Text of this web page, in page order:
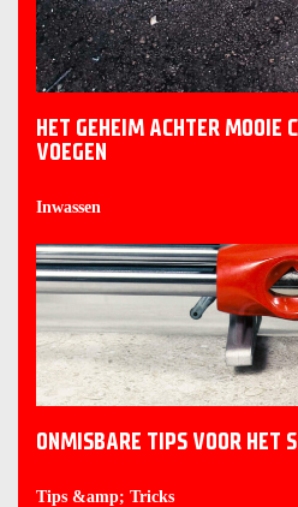
HET GEHEIM ACHTER MOOIE
VOEGEN
Inwassen
ONMISBARE TIPS VOOR HET
Tips &amp; Tricks